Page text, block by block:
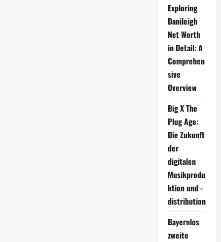
Exploring
Danileigh
Net Worth
in Detail: A
Comprehen
sive
Overview
Big X The
Plug Age:
Die Zukunft
der
digitalen
Musikprodu
ktion und -
distribution
Bayernlos
zweite